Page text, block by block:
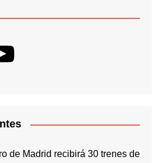
de Madrid recibirá 30 trenes de